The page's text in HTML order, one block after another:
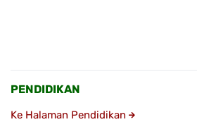
PENDIDIKAN
Ke Halaman Pendidikan